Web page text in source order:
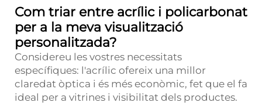
Com triar entre acrílic i policarbonat
per a la meva visualització
personalitzada?
Considereu les vostres necessitats
específiques: l'acrílic ofereix una millor
claredat òptica i és més econòmic, fet que el fa
ideal per a vitrines i visibilitat dels productes.